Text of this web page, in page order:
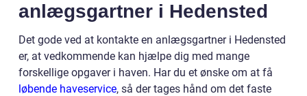
anlægsgartner i Hedensted
Det gode ved at kontakte en anlægsgartner i Hedensted
er, at vedkommende kan hjælpe dig med mange
forskellige opgaver i haven. Har du et ønske om at få
løbende haveservice, så der tages hånd om det faste